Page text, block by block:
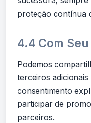
proteção contínua
4.4 Com
Podemos
terceiros
consentimento
participar de
parceiros.